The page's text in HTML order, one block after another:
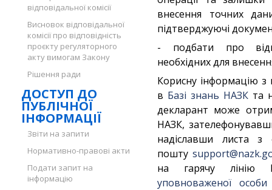
відповідальної комісії
Висновок відповідальної
комісії про відповідність
проєкту регуляторного
акту вимогам Закону
Рішення ради
ДОСТУП ДО
ПУБЛІЧНОЇ
ІНФОРМАЦІЇ
Звіти на запити
Нормативно-правові акти
Подати запит на
інформацію
внесення точних
підтверджуючі
- подбати про
необхідних для
Корисну інформацію
в Базі знань НАЗКта
декларант може
НАЗК,
надіславши листа
пошту
на гарячу
уповноваженої